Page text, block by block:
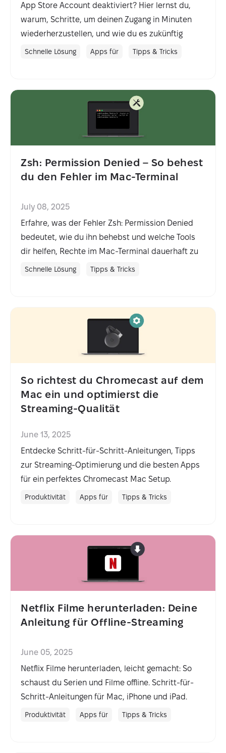
App Store Account deaktiviert? Hier lernst du,
warum, Schritte, um deinen Zugang in Minuten
wiederherzustellen, und wie du es zukünftig
verhindern kannst.
Schnelle Lösung Apps für Tipps & Tricks
Zsh: Permission Denied – So behest
du den Fehler im Mac-Terminal
July 08, 2025
Erfahre, was der Fehler Zsh: Permission Denied
bedeutet, wie du ihn behebst und welche Tools
dir helfen, Rechte im Mac-Terminal dauerhaft zu
verwalten.
Schnelle Lösung Tipps & Tricks
So richtest du Chromecast auf dem
Mac ein und optimierst die
Streaming-Qualität
June 13, 2025
Entdecke Schritt-für-Schritt-Anleitungen, Tipps
zur Streaming-Optimierung und die besten Apps
für ein perfektes Chromecast Mac Setup.
Produktivität Apps für Tipps & Tricks
Netflix Filme herunterladen: Deine
Anleitung für Offline-Streaming
June 05, 2025
Netflix Filme herunterladen, leicht gemacht: So
schaust du Serien und Filme offline. Schritt-für-
Schritt-Anleitungen für Mac, iPhone und iPad.
Produktivität Apps für Tipps & Tricks